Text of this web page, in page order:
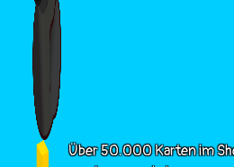
Über 50.000 Karten im